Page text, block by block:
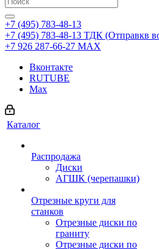
+7 (495) 783-48-13
+7 (495) 783-48-13 ТДК (Отправкв
+7 926 287-66-27 МАХ
Вконтакте
RUTUBE
Max
Каталог
Распродажа
Диски
АГШК (черепашки)
Отрезные круги для
станков
Отрезные диски по
граниту
Отрезные диски по